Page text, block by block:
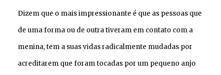
Dizem que o mais impressionante é que as pessoas que
de uma forma ou de outra tiveram em contato com a
menina, tem a suas vidas radicalmente mudadas por
acreditarem que foram tocadas por um pequeno anjo